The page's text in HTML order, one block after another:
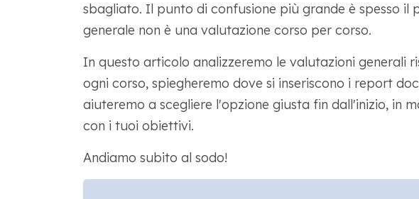
sbagliato. Il punto di confusione più grande è spesso il
generale non è una valutazione corso per corso.
In questo articolo analizzeremo le valutazioni generali
ogni corso, spiegheremo dove si inseriscono i report
aiuteremo a scegliere l'opzione giusta fin dall'inizio, in
con i tuoi obiettivi.
Andiamo subito al sodo!